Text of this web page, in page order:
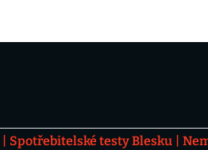
Spotřebitelské testy Blesku